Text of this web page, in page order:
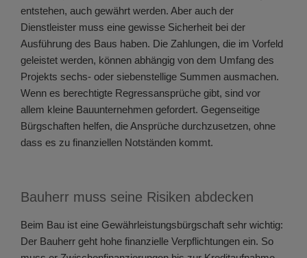
entstehen, auch gewährt werden. Aber auch der
Dienstleister muss eine gewisse Sicherheit bei der
Ausführung des Baus haben. Die Zahlungen, die im Vorfeld
geleistet werden, können abhängig von dem Umfang des
Projekts sechs- oder siebenstellige Summen ausmachen.
Wenn es berechtigte Regressansprüche gibt, sind vor
allem kleine Bauunternehmen gefordert. Gegenseitige
Bürgschaften helfen, die Ansprüche durchzusetzen, ohne
dass es zu finanziellen Notständen kommt.
Bauherr muss seine Risiken abdecken
Beim Bau ist eine Gewährleistungsbürgschaft sehr wichtig:
Der Bauherr geht hohe finanzielle Verpflichtungen ein. So